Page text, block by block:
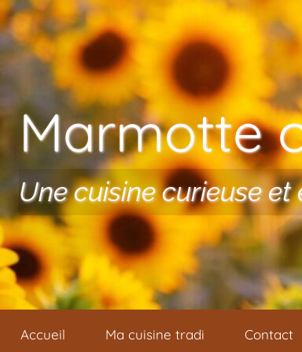
Aller au contenu
Marmotte
Une cuisine curieuse
Accueil Ma cuisine tradi Contact